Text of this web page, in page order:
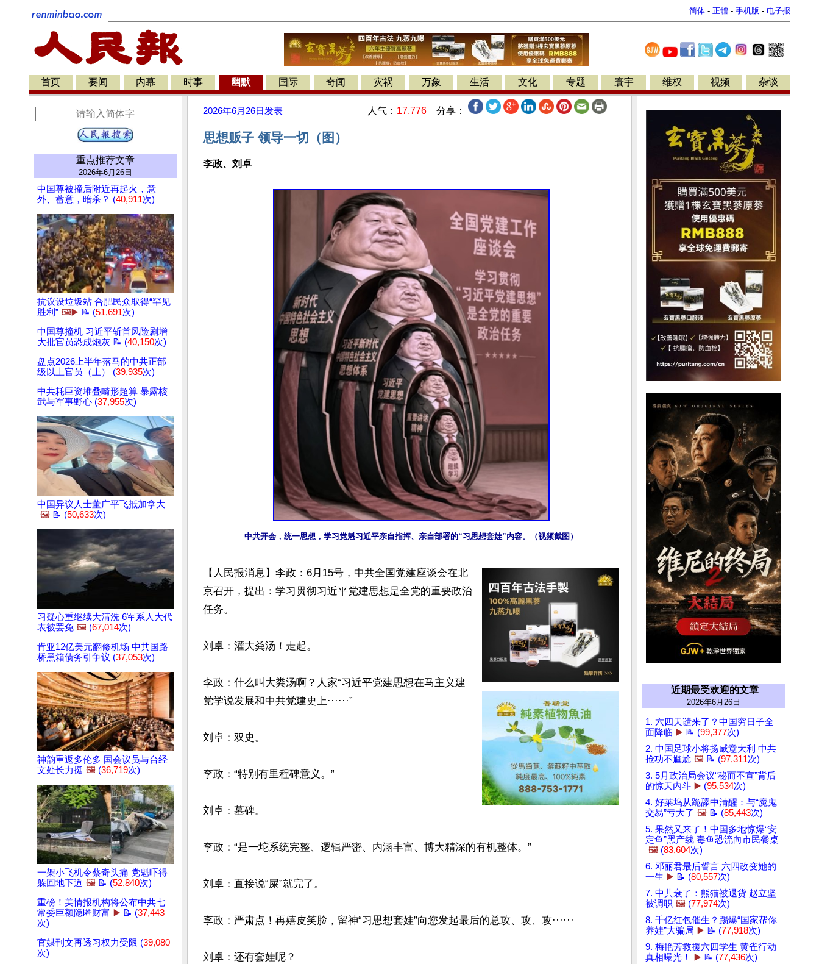
简体 - 正體 - 手机版 - 电子报
首页 要闻 内幕 时事 幽默 国际 奇闻 灾祸 万象 生活 文化 专题 寰宇 维权 视频 杂谈
重点推荐文章
2026年6月26日
中国尊被撞后附近再起火，意
外、蓄意，暗杀？ (40,911次)
抗议设垃圾站 合肥民众取得“罕见
胜利” 🖼️▶️ 📝 (51,691次)
中国尊撞机 习近平斩首风险剧增
大批官员恐成炮灰 📝 (40,150次)
盘点2026上半年落马的中共正部
级以上官员（上） (39,935次)
中共耗巨资堆叠畸形超算 暴露核
武与军事野心 (37,955次)
中国异议人士董广平飞抵加拿大
🖼️ 📝 (50,633次)
习疑心重继续大清洗 6军系人大代
表被罢免 🖼️ (67,014次)
肯亚12亿美元翻修机场 中共国路
桥黑箱债务引争议 (37,053次)
神韵重返多伦多 国会议员与台经
文处长力挺 🖼️ (36,719次)
一架小飞机令蔡奇头痛 党魁吓得
躲回地下道 🖼️ 📝 (52,840次)
重磅！美情报机构将公布中共七
常委巨额隐匿财富 ▶️ 📝 (37,443
次)
官媒刊文再透习权力受限 (39,080
次)
2026年6月26日 发表 人气： 17,776 分享：
思想贩子 领导一切（图）
李政、刘卓
中共开会，统一思想，学习党魁习近平亲自指挥、亲自部署的“习思想套娃”内容。（视频截图）
【人民报消息】李政：6月15号，中共全国党建座谈会在北
京召开，提出：学习贯彻习近平党建思想是全党的重要政治
任务。
刘卓：灌大粪汤！走起。
李政：什么叫大粪汤啊？人家“习近平党建思想在马主义建
党学说发展和中共党建史上······”
刘卓：双史。
李政：“特别有里程碑意义。”
刘卓：墓碑。
李政：“是一坨系统完整、逻辑严密、内涵丰富、博大精深的有机整体。”
刘卓：直接说“屎”就完了。
李政：严肃点！再嬉皮笑脸，留神“习思想套娃”向您发起最后的总攻、攻、攻······
刘卓：还有套娃呢？
近期最受欢迎的文章
2026年6月26日
1. 六四天谴来了？中国穷日子全
面降临 ▶️ 📝 (99,377次)
2. 中国足球小将扬威意大利 中共
抢功不尴尬 🖼️ 📝 (97,311次)
3. 5月政治局会议“秘而不宣”背后
的惊天内斗 ▶️ (95,534次)
4. 好莱坞从跪舔中清醒：与“魔鬼
交易”亏大了 🖼️ 📝 (85,443次)
5. 果然又来了！中国多地惊爆“安
定鱼”黑产线 毒鱼恐流向市民餐桌
🖼️ (83,604次)
6. 邓丽君最后誓言 六四改变她的
一生 ▶️ 📝 (80,557次)
7. 中共衰了：熊猫被退货 赵立坚
被调职 🖼️ (77,974次)
8. 千亿红包催生？踢爆“国家帮你
养娃”大骗局 ▶️ 📝 (77,918次)
9. 梅艳芳救援六四学生 黄雀行动
真相曝光！
▶️ 📝 (77,436次)